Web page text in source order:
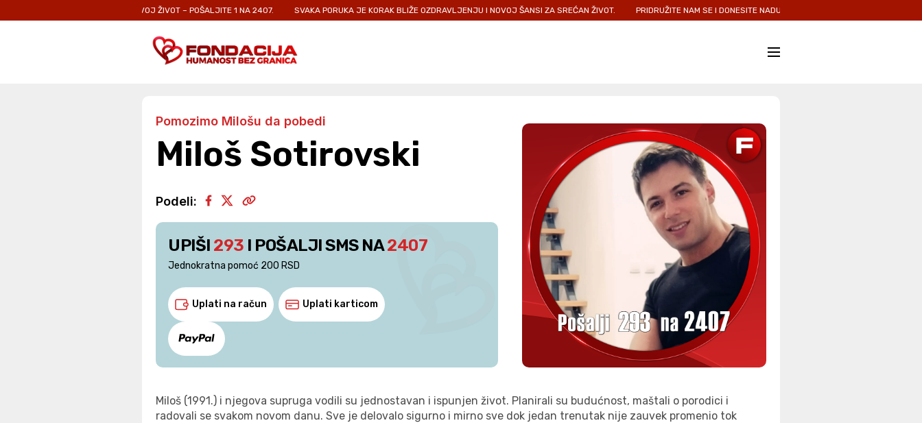
KOJI SE BORE ZA SVOJ ŽIVOT – POŠALJITE 1 NA 2407. SVAKA PORUKA JE KORAK BLIŽE OZDRAVLJENJU I NOVOJ ŠANSI ZA SREĆAN ŽIVOT. PRIDRUŽITE NAM SE I DONESITE NADU I LJUBAV ONIMA KOJIMA JE NAJPOTREBNIJA.
Pomozimo Milošu da pobedi
Miloš Sotirovski
Podeli:
UPIŠI 293 I POŠALJI SMS NA2407
Jednokratna pomoć 200 RSD
Uplati na račun Uplati karticom
Miloš (1991.) i njegova supruga vodili su jednostavan i ispunjen život. Planirali su budućnost, maštali o porodici i
radovali se svakom novom danu. Sve je delovalo sigurno i mirno sve dok jedan trenutak nije zauvek promenio tok